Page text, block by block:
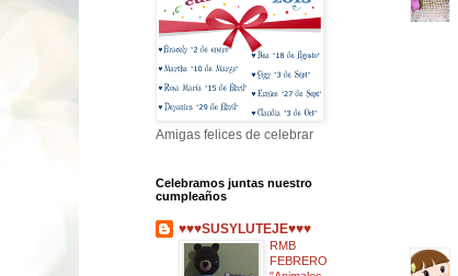
Amigas felices de celebrar
Celebramos juntas nuestro
cumpleaños
♥♥♥SUSYLUTEJE♥♥♥
RMB
FEBRERO